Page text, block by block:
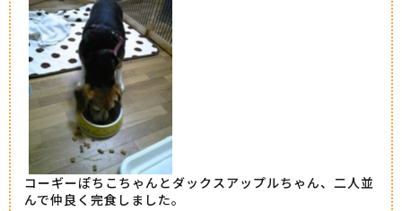
コーギーぽちこちゃんとダックスアップルちゃん、二人並
んで仲良く完食しました。